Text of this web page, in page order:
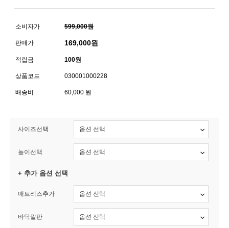
소비자가 599,000원
판매가 169,000원
적립금 100원
상품코드 030001000228
배송비 60,000 원
사이즈선택
높이선택
+ 추가 옵션 선택
매트리스추가
바닥깔판